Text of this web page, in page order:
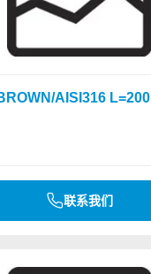
AISI316 L=200
联系我们